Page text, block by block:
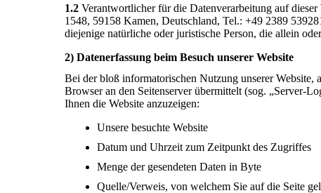
1.2 Verantwortlicher für die Datenverarbeitung auf
1548, 59158 Kamen, Deutschland, Tel.: +49 2389
diejenige natürliche oder juristische Person, die allein
2) Datenerfassung beim Besuch unserer Website
Bei der bloß informatorischen Nutzung unserer
Browser an den Seitenserver übermittelt (sog. „Server-
Ihnen die Website anzuzeigen:
Unsere besuchte Website
Datum und Uhrzeit zum Zeitpunkt des Zugriffes
Menge der gesendeten Daten in Byte
Quelle/Verweis, von welchem Sie auf die Seite